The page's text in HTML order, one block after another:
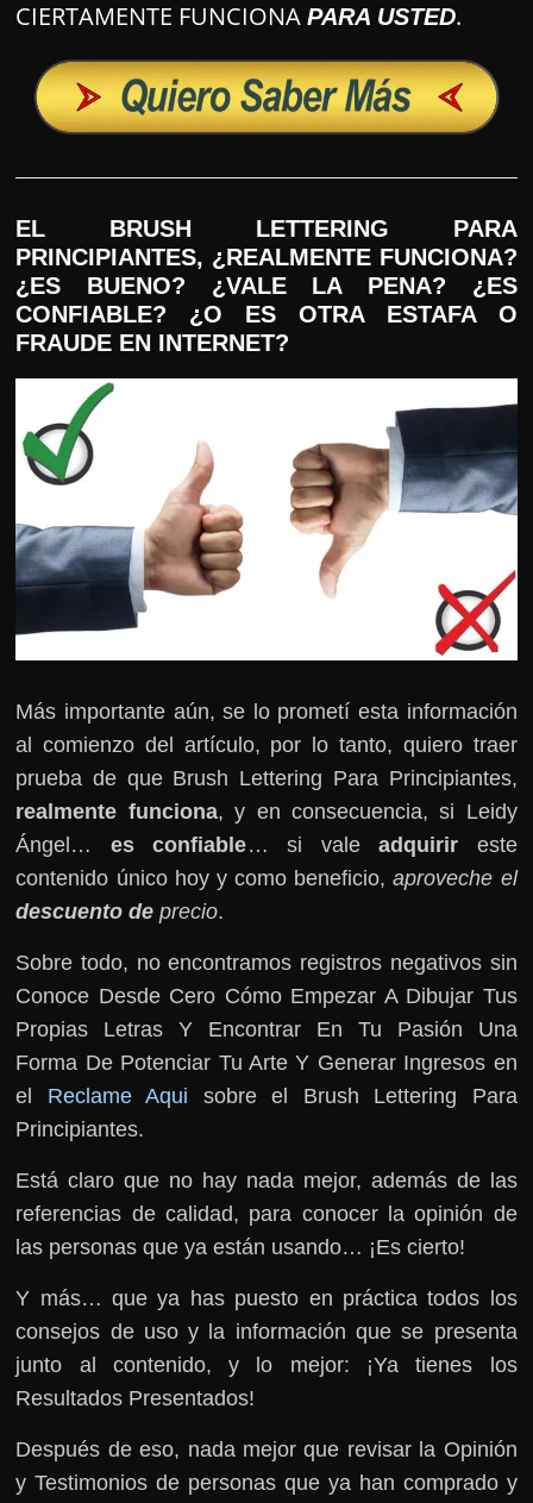
CIERTAMENTE FUNCIONAPARA USTED.
EL BRUSH LETTERING PARA
PRINCIPIANTES, ¿REALMENTE FUNCIONA?
¿ES BUENO? ¿VALE LA PENA? ¿ES
CONFIABLE? ¿O ES OTRA ESTAFA O
FRAUDE EN INTERNET?
Más importante aún, se lo prometí esta información
al comienzo del artículo, por lo tanto, quiero traer
prueba de que Brush Lettering Para Principiantes,
realmente funciona, y en consecuencia, si Leidy
Ángel… es confiable… si valeadquirir este
contenido único hoy y como beneficio,aproveche el
descuento de precio.
Sobre todo, no encontramos registros negativos sin
Conoce Desde Cero Cómo Empezar A Dibujar Tus
Propias Letras Y Encontrar En Tu Pasión Una
Forma De Potenciar Tu Arte Y Generar Ingresos en
el
Reclame Aqui sobre el Brush Lettering Para
Principiantes.
Está claro que no hay nada mejor, además de las
referencias de calidad, para conocer la opinión de
las personas que ya están usando… ¡Es cierto!
Y más… que ya has puesto en práctica todos los
consejos de uso y la información que se presenta
junto al contenido, y lo mejor: ¡Ya tienes los
Resultados Presentados!
Después de eso, nada mejor que revisar la Opinión
y Testimonios de personas que ya han comprado y